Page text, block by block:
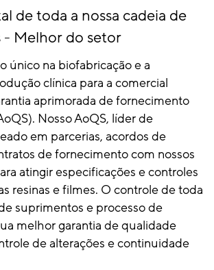
de toda a nossa cadeia de
Melhor do setor
único na biofabricação e a
clínica para a comercial
aprimorada de fornecimento
Nosso AoQS, líder de
em parcerias, acordos de
de fornecimento com nossos
atingir especificações e controles
resinas e filmes. O controle de toda
suprimentos e processo de
melhor garantia de qualidade
de alterações e continuidade